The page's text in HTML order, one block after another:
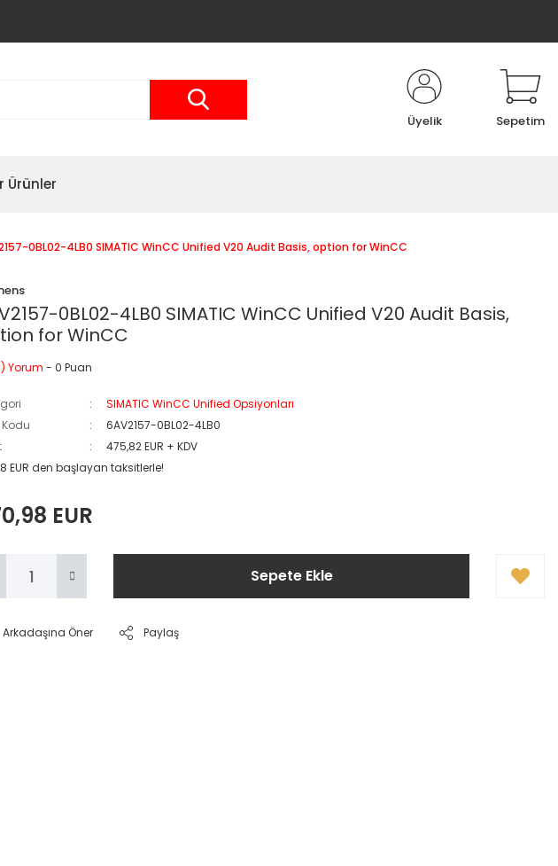
Üyelik Sepetim
Ürünler
0BL02-4LB0 SIMATIC WinCC Unified V20 Audit Basis, option for WinCC
0BL02-4LB0 SIMATIC WinCC Unified V20 Audit Basis,
for WinCC
Yorum - 0 Puan
SIMATIC WinCC Unified Opsiyonları
Kodu
6AV2157-0BL02-4LB0
475,82 EUR + KDV
EUR den başlayan taksitlerle!
EUR
Sepete Ekle
Arkadaşına Öner Paylaş